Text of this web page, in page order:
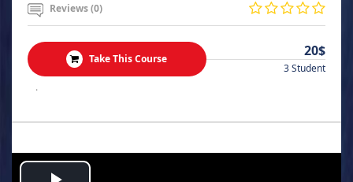
Reviews (0)
Take This Course 20$
3 Student
.